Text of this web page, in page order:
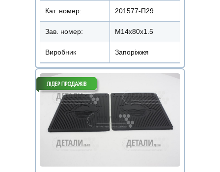
Кат. номер: 201577-П29
Зав. номер: М14х80х1.5
Виробник Запоріжжя